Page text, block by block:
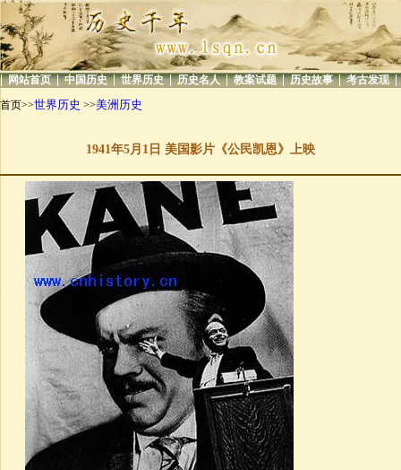
| 网站首页 | 中国历史 | 世界历史 | 历史名人 | 教案试题 | 历史故事 | 考古发现 |
首页>>世界历史 >>美洲历史
1941年5月1日 美国影片《公民凯恩》上映